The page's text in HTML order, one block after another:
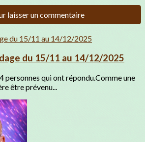
laisser un commentaire
du 15/11 au 14/12/2025
personnes qui ont répondu.Comme une
être prévenu...